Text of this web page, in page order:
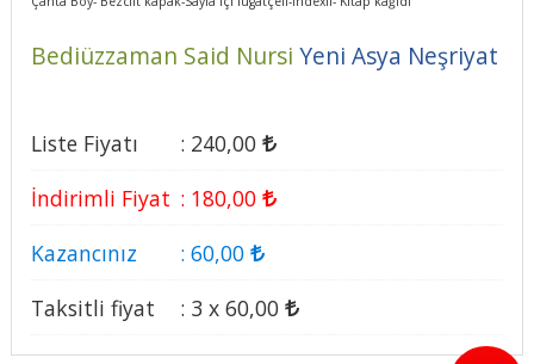
Bediüzzaman Said Nursi Yeni Asya Neşriyat
Liste Fiyatı : 240,00
İndirimli Fiyat : 180,00
Kazancınız
: 60,00
Taksitli fiyat
: 3 x 60,00